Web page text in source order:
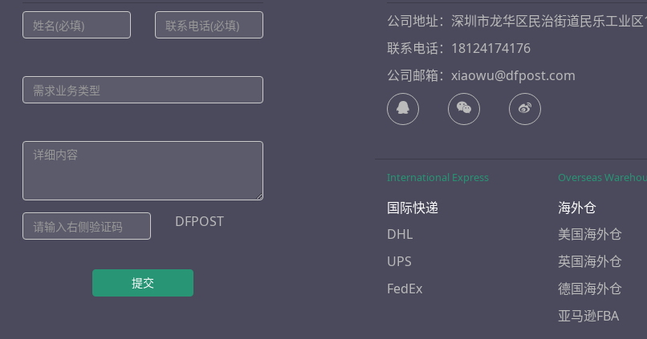
DFPOST
提交
公司地址：深圳市龙华区民治街道民乐工业
联系电话：18124174176
公司邮箱：xiaowu@dfpost.com
International Express
国际快递
DHL
UPS
FedEx
Overseas
海外仓
美国海外仓
英国海外仓
德国海外仓
亚马逊FBA